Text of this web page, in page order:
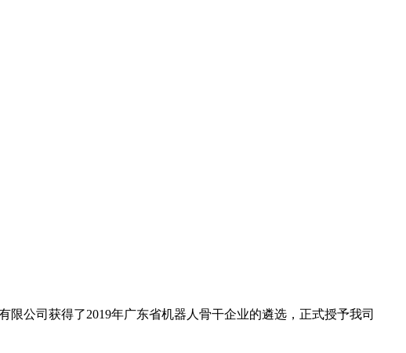
公司获得了2019年广东省机器人骨干企业的遴选，正式授予我司